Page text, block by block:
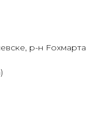
р-н Foxмарта